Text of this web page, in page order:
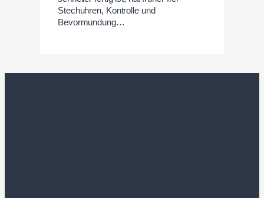
Stechuhren, Kontrolle und
Bevormundung…